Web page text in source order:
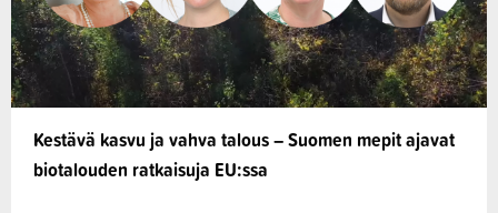
Kestävä kasvu ja vahva talous – Suomen mepit ajavat
biotalouden ratkaisuja EU:ssa